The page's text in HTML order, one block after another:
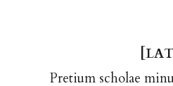
[LAT]
Pretium scholae